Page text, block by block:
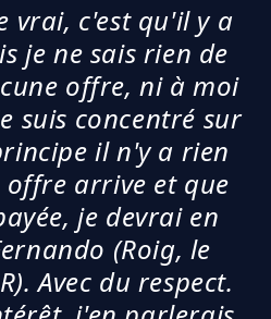
vrai, c'est qu'il y a
je ne sais rien de
offre, ni à moi
suis concentré sur
il n'y a rien
offre arrive et que
je devrai en
(Roig, le
Avec du respect.